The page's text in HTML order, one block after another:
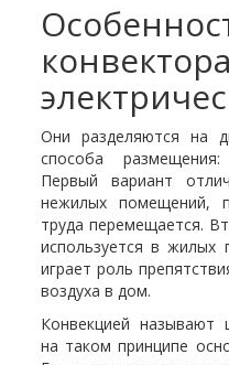
конвектора
Они разделяются на
способа
Первый вариант
нежилых помещений,
труда перемещается.
используется в
играет роль
воздуха в дом.
Конвекцией называют
на таком принципе